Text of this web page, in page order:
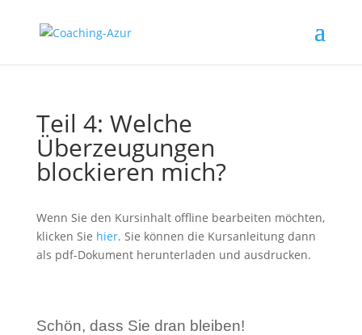
Teil 4: Welche
Überzeugungen
blockieren mich?
Wenn Sie den Kursinhalt offline bearbeiten möchten,
klicken Sie hier. Sie können die Kursanleitung dann
als pdf-Dokument herunterladen und ausdrucken.
Schön, dass Sie dran bleiben!